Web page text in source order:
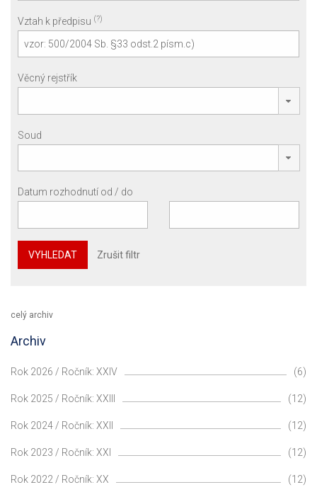
Vztah k předpisu (?)
Věcný rejstřík
Soud
Datum rozhodnutí od / do
VYHLEDAT Zrušit filtr
celý archiv
Archiv
Rok 2026 / Ročník: XXIV (6)
Rok 2025 / Ročník: XXIII (12)
Rok 2024 / Ročník: XXII (12)
Rok 2023 / Ročník: XXI (12)
Rok 2022 / Ročník: XX (12)